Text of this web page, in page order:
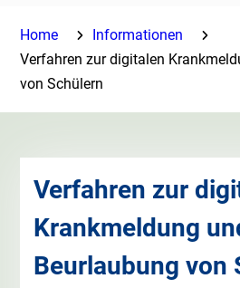
Home
Informationen
Verfahren zur digitalen
von Schülern
Verfahren zur
Krankmeldung
Beurlaubung von